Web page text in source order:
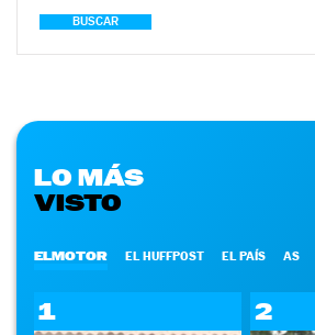
BUSCAR
LO MÁS
VISTO
ELMOTOR EL HUFFPOST EL PAÍS AS
1 2